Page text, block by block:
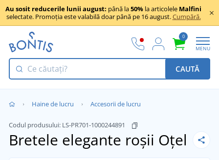
Au sosit reducerile lunii august: până la50% la articolele Malfini
selectate. Promoția este valabilă doar până pe 16 august.Cumpără.
0
MENU
CAUTĂ
Haine de lucru Accesorii de lucru
Codul produsului: LS-PR701-1000244891
Bretele elegante roșii Oțel